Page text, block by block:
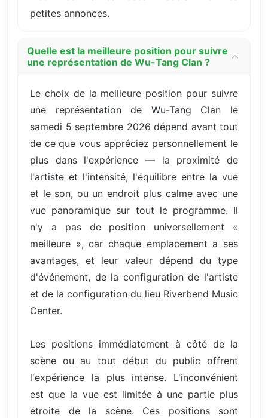
petites annonces.
Quelle est la meilleure position pour suivre
une représentation de Wu-Tang Clan ?
Le choix de la meilleure position pour suivre
une représentation de Wu-Tang Clan le
samedi 5 septembre 2026 dépend avant tout
de ce que vous appréciez personnellement le
plus dans l'expérience — la proximité de
l'artiste et l'intensité, l'équilibre entre la vue
et le son, ou un endroit plus calme avec une
vue panoramique sur tout le programme. Il
n'y a pas de position universellement «
meilleure », car chaque emplacement a ses
avantages, et leur valeur dépend du type
d'événement, de la configuration de l'artiste
et de la configuration du lieu Riverbend Music
Center.
Les positions immédiatement à côté de la
scène ou au tout début du public offrent
l'expérience la plus intense. L'inconvénient
est que la vue est limitée à une partie plus
étroite de la scène. Ces positions sont